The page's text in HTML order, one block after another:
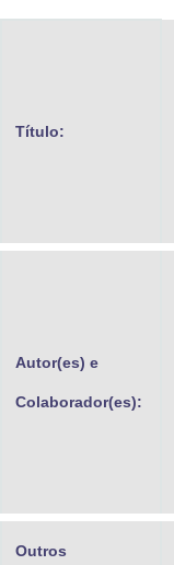
Título:
Autor(es) e
Colaborador(es):
Outros